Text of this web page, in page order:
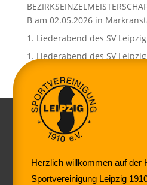
B am 02.05.2026 in
1. Liederabend des SV
1. Liederabend des SV
Herzlich willkommen auf der
Sportvereinigung Leipzig